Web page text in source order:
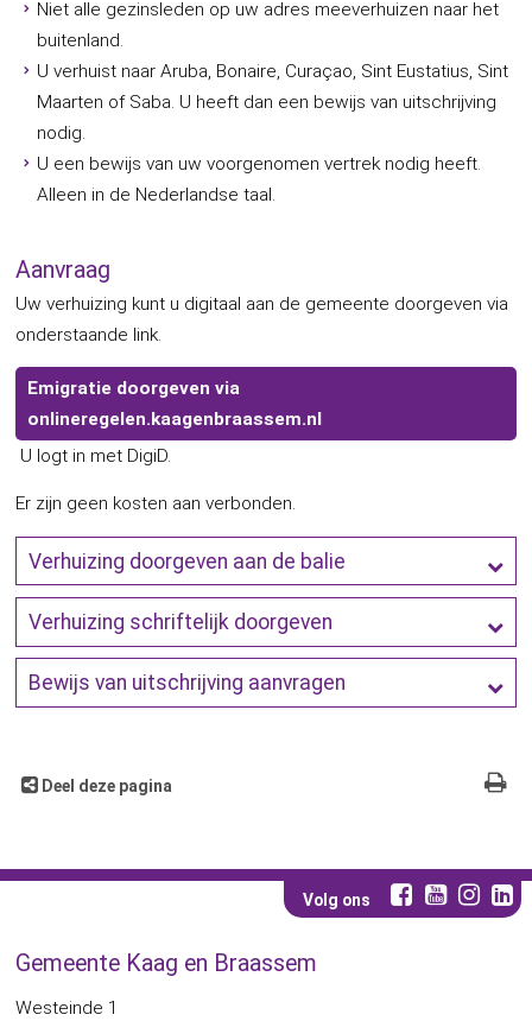
Niet alle gezinsleden op uw adres meeverhuizen naar het
buitenland.
U verhuist naar Aruba, Bonaire, Curaçao, Sint Eustatius, Sint
Maarten of Saba. U heeft dan een bewijs van uitschrijving
nodig.
U een bewijs van uw voorgenomen vertrek nodig heeft.
Alleen in de Nederlandse taal.
Aanvraag
Uw verhuizing kunt u digitaal aan de gemeente doorgeven via
onderstaande link.
Emigratie doorgeven via
onlineregelen.kaagenbraassem.nl
U logt in met DigiD.
Er zijn geen kosten aan verbonden.
Verhuizing doorgeven aan de balie​​​​
Verhuizing schriftelijk doorgeven
Bewijs van uitschrijving aanvragen
Deel deze pagina
Volg ons
Gemeente Kaag en Braassem
Westeinde 1